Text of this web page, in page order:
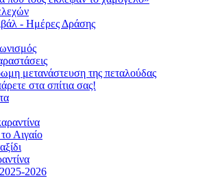
- Ημέρες Δράσης
μετανάστευση της πεταλούδας
στα σπίτια σας!
Αιγαίο
2026